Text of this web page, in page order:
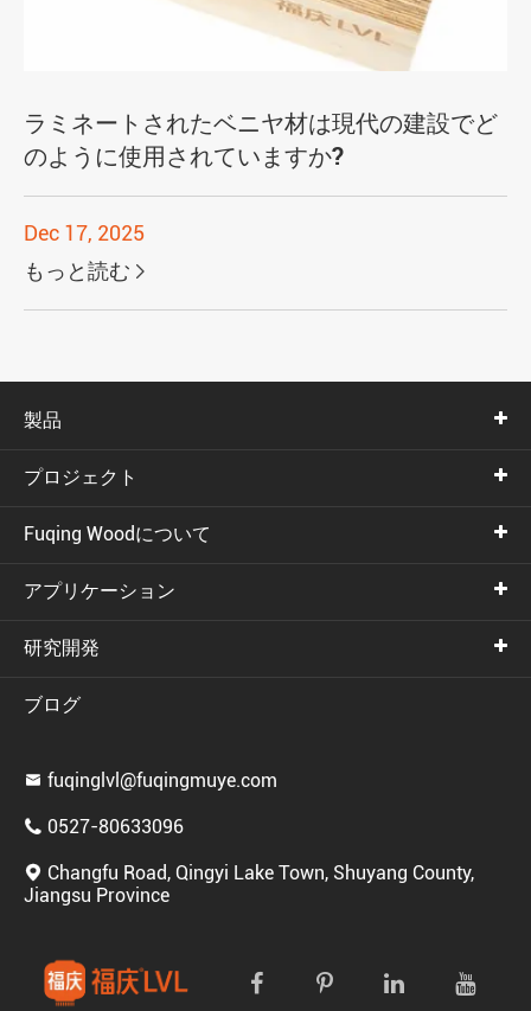
ラミネートされたベニヤ材は現代の建設でど
のように使用されていますか?
Dec 17, 2025
もっと読む 
製品
プロジェクト
Fuqing Woodについて
アプリケーション
研究開発
ブログ
 fuqinglvl@fuqingmuye.com
 0527-80633096
 Changfu Road, Qingyi Lake Town, Shuyang County,
Jiangsu Province